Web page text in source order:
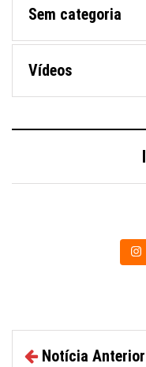
Sem categoria
Vídeos
Notícia Anterior